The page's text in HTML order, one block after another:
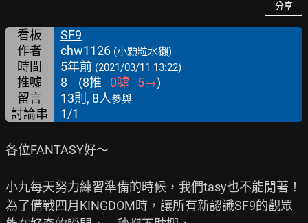
分享
看板
SF9
作者
chw1126 (小顆粒水獺)
時間 5年前 (2021/03/11 13:22)
推噓 8 (8推 0噓 5→)
留言
13則, 8人參與
討論串 1/1
各位FANTASY好～
小九每天努力練習準備的時候，我們tasy也不能閒著！
為了備戰四月KINGDOM時，讓所有新認識SF9的觀眾